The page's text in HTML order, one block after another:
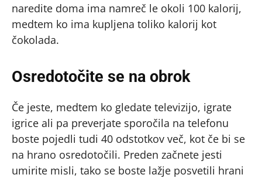
naredite doma ima namreč le okoli 100 kalorij,
medtem ko ima kupljena toliko kalorij kot
čokolada.
Osredotočite se na obrok
Če jeste, medtem ko gledate televizijo, igrate
igrice ali pa preverjate sporočila na telefonu
boste pojedli tudi 40 odstotkov več, kot če bi se
na hrano osredotočili. Preden začnete jesti
umirite misli, tako se boste lažje posvetili hrani